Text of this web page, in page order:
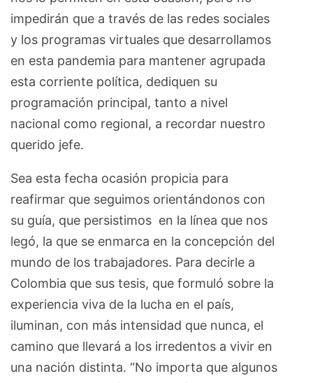
impedirán que a través de las redes sociales
y los programas virtuales que desarrollamos
en esta pandemia para mantener agrupada
esta corriente política, dediquen su
programación principal, tanto a nivel
nacional como regional, a recordar nuestro
querido jefe.
Sea esta fecha ocasión propicia para
reafirmar que seguimos orientándonos con
su guía, que persistimos en la línea que nos
legó, la que se enmarca en la concepción del
mundo de los trabajadores. Para decirle a
Colombia que sus tesis, que formuló sobre la
experiencia viva de la lucha en el país,
iluminan, con más intensidad que nunca, el
camino que llevará a los irredentos a vivir en
una nación distinta. “No importa que algunos